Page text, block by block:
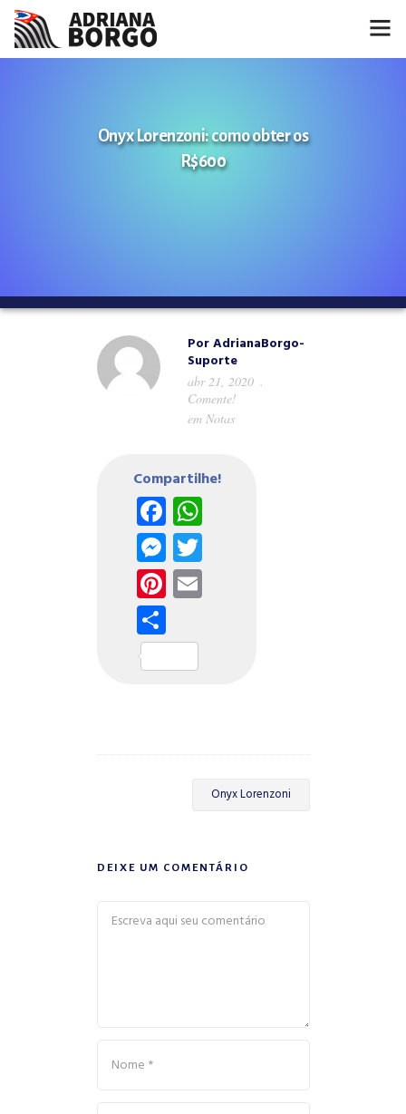
Onyx Lorenzoni: como obter os
R$600
PorAdrianaBorgo-
Suporte
abr 21, 2020
Comente!
em Notas
Compartilhe!
Facebook
WhatsApp
Messenger
Twitter
Pinterest
Email
Share
Onyx Lorenzoni
DEIXE UM COMENTÁRIO